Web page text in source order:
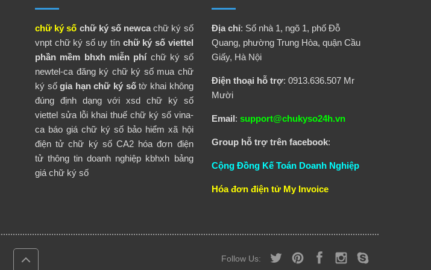
chữ ký số chữ ký số newca chữ ký số
vnpt chữ ký số uy tín chữ ký số viettel
phần mềm bhxh miễn phí chữ ký số
newtel-ca đăng ký chữ ký số mua chữ
ký số gia hạn chữ ký số tờ khai không
đúng định dạng với xsd chữ ký số
viettel sửa lỗi khai thuế chữ ký số vina-
ca báo giá chữ ký số bảo hiểm xã hội
điện tử chữ ký số CA2 hóa đơn điện
tử thông tin doanh nghiệp kbhxh bảng
giá chữ ký số
Địa chỉ: Số nhà 1, ngõ 1, phố Đỗ
Quang, phường Trung Hòa, quận Cầu
Giấy, Hà Nội
Điện thoại hỗ trợ: 0913.636.507 Mr
Mười
Email: support@chukyso24h.vn
Group hỗ trợ trên facebook:
Cộng Đồng Kế Toán Doanh Nghiệp
Hóa đơn điện tử My Invoice
Follow Us: